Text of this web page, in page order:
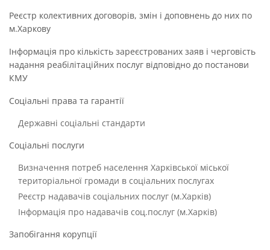
Реєстр колективних договорів, змін і доповнень до них по
м.Харкову
Інформація про кількість зареєстрованих заяв і черговість
надання реабілітаційних послуг відповідно до постанови
КМУ
Соціальні права та гарантії
Державні соціальні стандарти
Соціальні послуги
Визначення потреб населення Харківської міської
територіальної громади в соціальних послугах
Реєстр надавачів соціальних послуг (м.Харків)
Інформація про надавачів соц.послуг (м.Харків)
Запобігання корупції